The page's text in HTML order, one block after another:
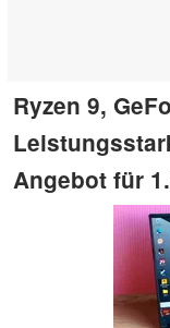
Ryzen 9,
Angebot für